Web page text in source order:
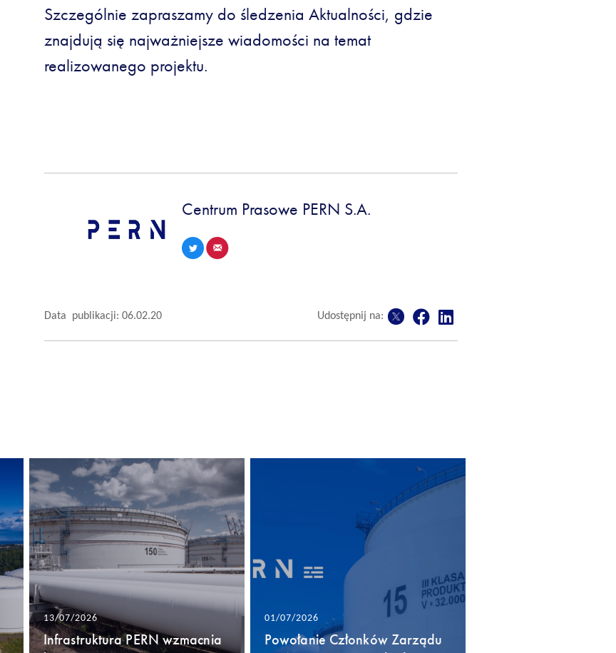
Szczególnie zapraszamy do śledzenia Aktualności, gdzie
znajdują się najważniejsze wiadomości na temat
realizowanego projektu.
Centrum Prasowe PERN S.A.
Data publikacji: 06.02.20 Udostępnij na:
13/07/2026
Infrastruktura PERN wzmacnia
01/07/2026
Powołanie Członków Zarządu